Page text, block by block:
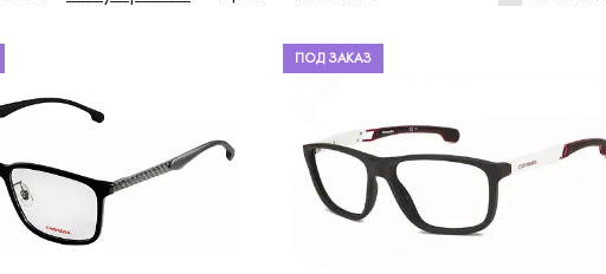
ПОД ЗАКАЗ